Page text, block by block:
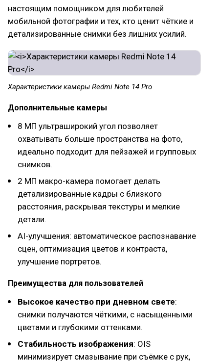
настоящим помощником для любителей
мобильной фотографии и тех, кто ценит чёткие и
детализированные снимки без лишних усилий.
Характеристики камеры Redmi Note 14 Pro
Дополнительные камеры
8 МП ультраширокий угол позволяет
охватывать больше пространства на фото,
идеально подходит для пейзажей и групповых
снимков.
2 МП макро-камера помогает делать
детализированные кадры с близкого
расстояния, раскрывая текстуры и мелкие
детали.
AI-улучшения: автоматическое распознавание
сцен, оптимизация цветов и контраста,
улучшение портретов.
Преимущества для пользователей
Высокое качество при дневном свете:
снимки получаются чёткими, с насыщенными
цветами и глубокими оттенками.
Стабильность изображения: OIS
минимизирует смазывание при съёмке с рук,